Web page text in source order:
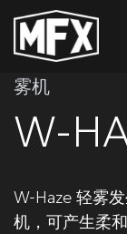
雾机
W-
W-Haze 轻雾
机，可产生柔